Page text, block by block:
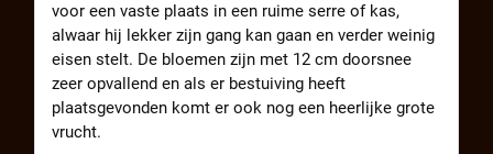
voor een vaste plaats in een ruime serre of kas,
alwaar hij lekker zijn gang kan gaan en verder weinig
eisen stelt. De bloemen zijn met 12 cm doorsnee
zeer opvallend en als er bestuiving heeft
plaatsgevonden komt er ook nog een heerlijke grote
vrucht.